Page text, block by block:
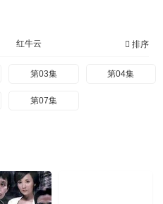
排序
红牛云
第03集 第04集
第07集